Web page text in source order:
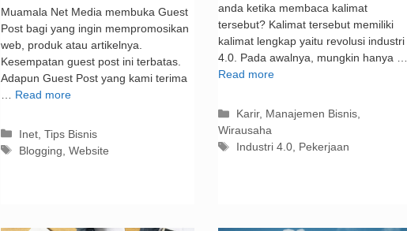
Muamala Net Media membuka Guest
Post bagi yang ingin mempromosikan
web, produk atau artikelnya.
Kesempatan guest post ini terbatas.
Adapun Guest Post yang kami terima
Read more
Kategori
Inet ,Tips Bisnis
Tag
Blogging ,Website
anda ketika membaca kalimat
tersebut? Kalimat tersebut memiliki
kalimat lengkap yaitu revolusi industri
4.0. Pada awalnya, mungkin hanya …
Read more
Kategori
Karir, Manajemen Bisnis,
Wirausaha
Tag
Industri 4.0, Pekerjaan